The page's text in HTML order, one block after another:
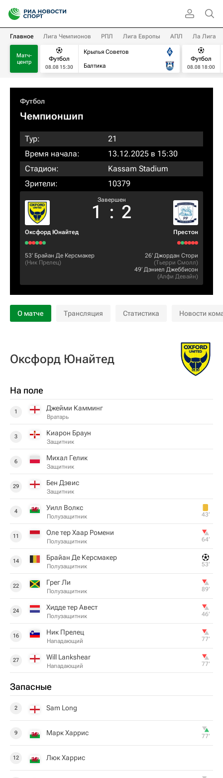
Главное Лига Чемпионов РПЛ Лига Европы АПЛ Ла Лига
Матч-
центр
Футбол
08.08 15:30
Крылья Советов
Балтика
Футбол
08.08 18:00
Футбол
Чемпионшип
Тур:
21
Время начала:
13.12.2025 в 15:30
Стадион:
Kassam Stadium
Зрители:
10379
Оксфорд Юнайтед
Завершен
1 : 2
Престон
53‎’‎ Брайан Де Керсмакер
(Ник Прелец)
26‎’‎ Джордан Стори
(Тьерри Смолл)
49‎’‎ Дэниел Джеббисон
(Алфи Девайн)
О матче Трансляция Статистика Новости
Оксфорд Юнайтед
На поле
1 Джейми Камминг
Вратарь
3 Киарон Браун
Защитник
6 Михал Гелик
Защитник
29 Бен Дэвис
Защитник
4 Уилл Волкс
Полузащитник 43‎’‎
11 Оле тер Хаар Ромени
Полузащитник 64‎’‎
14 Брайан Де Керсмакер
Полузащитник 53‎’‎
22 Грег Ли
Полузащитник 89‎’‎
24 Хидде тер Авест
Полузащитник 46‎’‎
16 Ник Прелец
Нападающий 77‎’‎
27 Will Lankshear
Нападающий 77‎’‎
Запасные
2 Sam Long
9 Марк Харрис 77‎’‎
12 Люк Харрис